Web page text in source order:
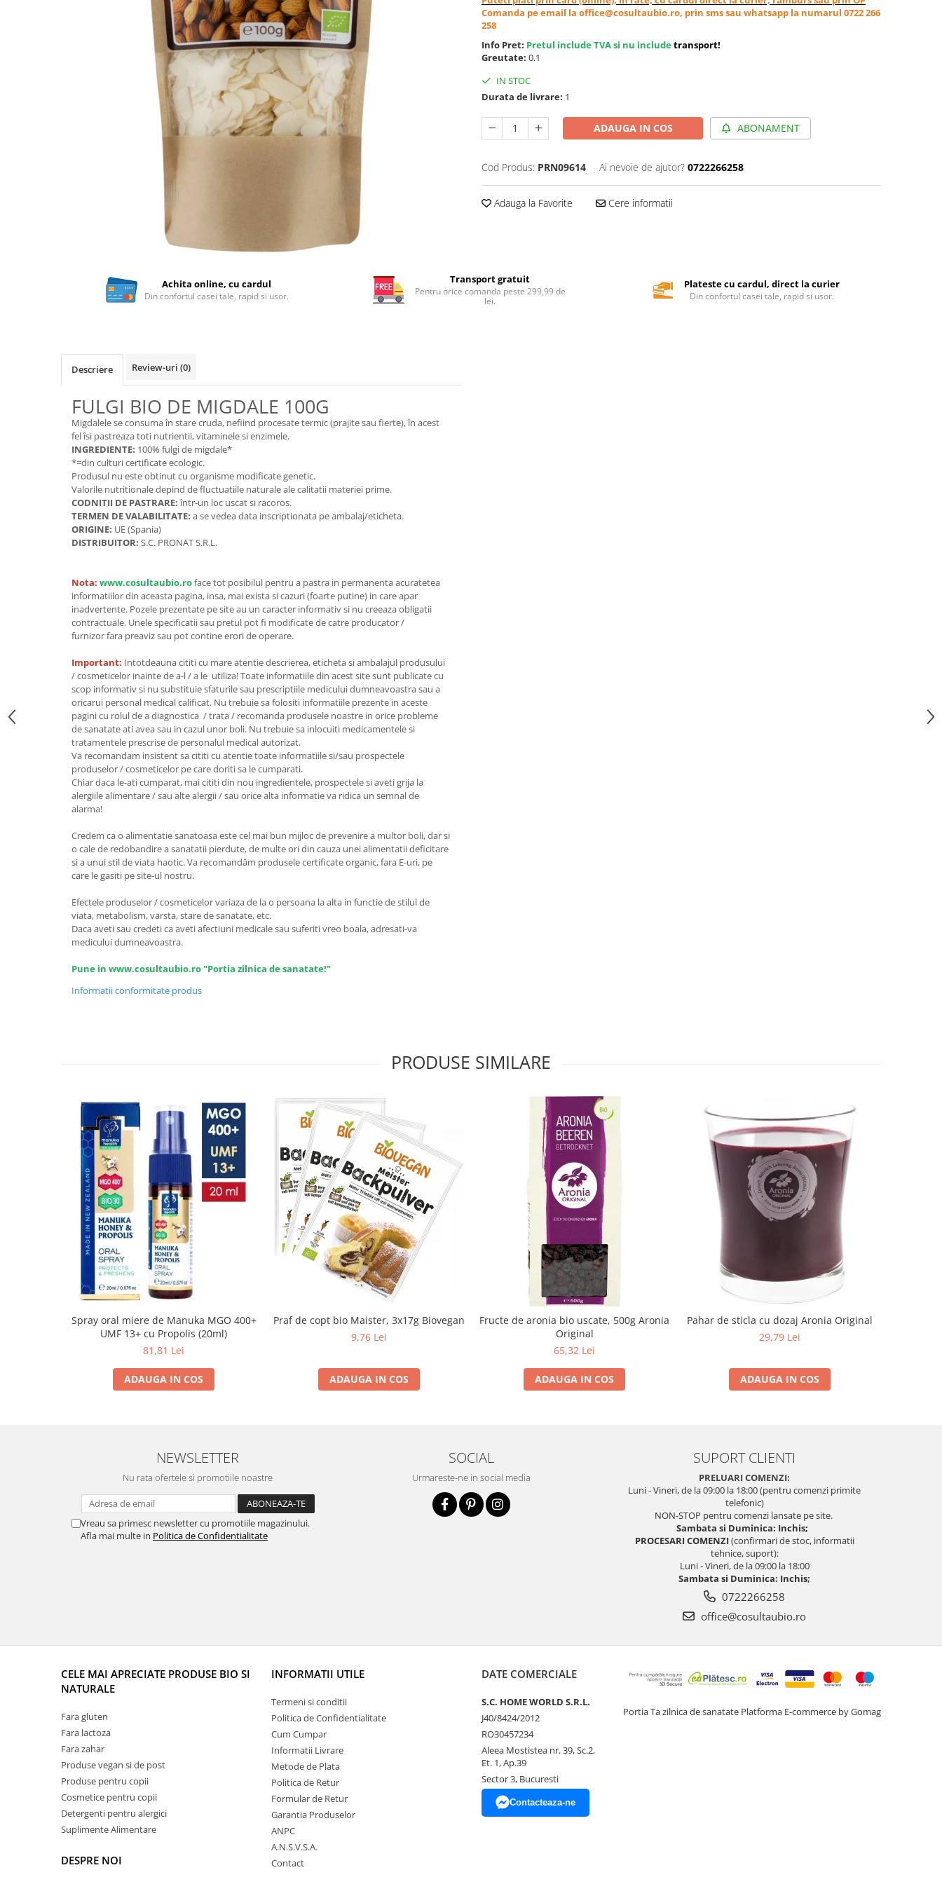
Fructe si legume Bio
Bauturi vegetale
Produse din carne
Sosuri, Ketchup bio
Pudre si prafuri
Conserve, Pateuri, creme
Produse din soia
Sare si inlocuitori
Produse care inlocuiesc carnea
Unt, alternativa unt
Dulciuri
Dulceturi, gemuri, compoturi
Bomboane, Caramele si Jeleuri
Biscuiti si napolitane
Zahar si indulcitori
Guma de mestecat bio
Seminte, fructe uscate, samburi
Mixuri, condimente si mirodenii
Specialitati si produse asiatice
Comanda pe email la office@cosultaubio.ro, prin sms sau whatsapp la numarul 0722 266
258
Info Pret: Pretul include TVA si nu includetransport!
Greutate: 0.1
IN STOC
Durata de livrare: 1
ADAUGA IN COS ABONAMENT
Cod Produs: PRN09614 Ai nevoie de ajutor? 0722266258
Adauga la Favorite Cere informatii
Achita online, cu cardul
Din confortul casei tale, rapid si usor.
Transport gratuit
Pentru orice comanda peste 299,99 de
lei.
Plateste cu cardul, direct la curier
Din confortul casei tale, rapid si usor.
Descriere Review-uri (0)
FULGI BIO DE MIGDALE 100G
Migdalele se consuma în stare cruda, nefiind procesate termic (prajite sau fierte), în acest
fel îsi pastreaza toti nutrientii, vitaminele si enzimele.
INGREDIENTE: 100% fulgi de migdale*
*=din culturi certificate ecologic.
Produsul nu este obtinut cu organisme modificate genetic.
Valorile nutritionale depind de fluctuatiile naturale ale calitatii materiei prime.
CODNITII DE PASTRARE:într-un loc uscat si racoros.
TERMEN DE VALABILITATE: a se vedea data inscriptionata pe ambalaj/eticheta.
ORIGINE: UE (Spania)
DISTRIBUITOR: S.C. PRONAT S.R.L.
Nota: www.cosultaubio.roface tot posibilul pentru a pastra in permanenta acuratetea
informatiilor din aceasta pagina, insa, mai exista si cazuri (foarte putine) in care apar
inadvertente. Pozele prezentate pe site au un caracter informativ si nu creeaza obligatii
contractuale. Unele specificatii sau pretul pot fi modificate de catre producator /
furnizor fara preaviz sau pot contine erori de operare.
Important: Intotdeauna cititi cu mare atentie descrierea, eticheta si ambalajul produsului
/ cosmeticelor inainte de a-l / a le utiliza! Toate informatiile din acest site sunt publicate cu
scop informativ si nu substituie sfaturile sau prescriptiile medicului dumneavoastra sau a
oricarui personal medical calificat. Nu trebuie sa folositi informatiile prezente in aceste
pagini cu rolul de a diagnostica / trata / recomanda produsele noastre in orice probleme
de sanatate ati avea sau in cazul unor boli. Nu trebuie sa inlocuiti medicamentele si
tratamentele prescrise de personalul medical autorizat.
Va recomandam insistent sa cititi cu atentie toate informatiile si/sau prospectele
produselor / cosmeticelor pe care doriti sa le cumparati.
Chiar daca le-ati cumparat, mai cititi din nou ingredientele, prospectele si aveti grija la
alergiile alimentare / sau alte alergii / sau orice alta informatie va ridica un semnal de
alarma!
Credem ca o alimentatie sanatoasa este cel mai bun mijloc de prevenire a multor boli, dar si
o cale de redobandire a sanatatii pierdute, de multe ori din cauza unei alimentatii deficitare
si a unui stil de viata haotic. Va recomandăm produsele certificate organic, fara E-uri, pe
care le gasiti pe site-ul nostru.
Efectele produselor / cosmeticelor variaza de la o persoana la alta in functie de stilul de
viata, metabolism, varsta, stare de sanatate, etc.
Daca aveti sau credeti ca aveti afectiuni medicale sau suferiti vreo boala, adresati-va
medicului dumneavoastra.
Pune in www.cosultaubio.ro "Portia zilnica de sanatate!"
Informatii conformitate produs
PRODUSE SIMILARE
Spray oral miere de Manuka MGO 400+
UMF 13+ cu Propolis (20ml)
81,81 Lei
ADAUGA IN COS
Praf de copt bio Maister, 3x17g Biovegan
9,76 Lei
ADAUGA IN COS
Fructe de aronia bio uscate, 500g Aronia
Original
65,32 Lei
ADAUGA IN COS
Pahar de sticla cu dozaj Aronia Original
29,79 Lei
ADAUGA IN COS
NEWSLETTER
Nu rata ofertele si promotiile noastre
Vreau sa primesc newsletter cu promotiile magazinului.
Afla mai multe in Politica de Confidentialitate
SOCIAL
Urmareste-ne in social media
SUPORT CLIENTI
PRELUARI COMENZI:
Luni - Vineri, de la 09:00 la 18:00 (pentru comenzi primite
telefonic)
NON-STOP pentru comenzi lansate pe site.
Sambata si Duminica: Inchis;
PROCESARI COMENZI(confirmari de stoc, informatii
tehnice, suport):
Luni - Vineri, de la 09:00 la 18:00
Sambata si Duminica: Inchis;
0722266258
office@cosultaubio.ro
CELE MAI APRECIATE PRODUSE BIO SI
NATURALE
Fara gluten
Fara lactoza
Fara zahar
Produse vegan si de post
Produse pentru copii
Cosmetice pentru copii
Detergenti pentru alergici
Suplimente Alimentare
DESPRE NOI
INFORMATII UTILE
Termeni si conditii
Politica de Confidentialitate
Cum Cumpar
Informatii Livrare
Metode de Plata
Politica de Retur
Formular de Retur
Garantia Produselor
ANPC
A.N.S.V.S.A.
Contact
DATE COMERCIALE
S.C. HOME WORLD S.R.L.
J40/8424/2012
RO30457234
Aleea Mostistea nr. 39, Sc.2,
Et. 1, Ap.39
Sector 3, Bucuresti
Contacteaza-ne
Portia Ta zilnica de sanatate Platforma E-commerce by Gomag